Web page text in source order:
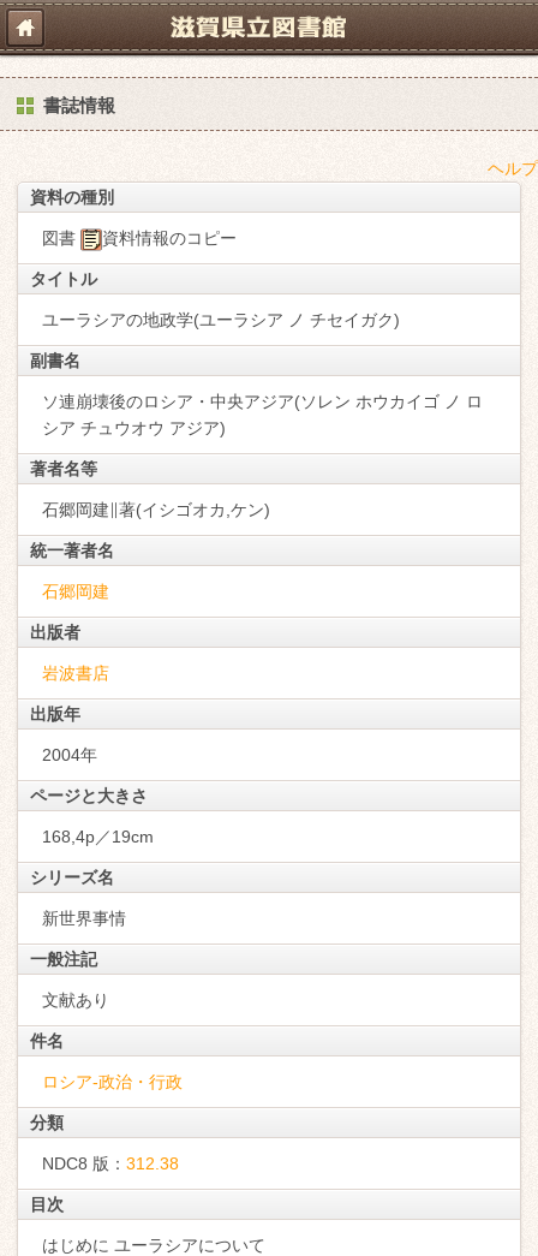
書誌情報
ヘルプ
資料の種別
図書 資料情報のコピー
タイトル
ユーラシアの地政学(ユーラシア ノ チセイガク)
副書名
ソ連崩壊後のロシア・中央アジア(ソレン ホウカイゴ ノ ロ
シア チュウオウ アジア)
著者名等
石郷岡建∥著(イシゴオカ,ケン)
統一著者名
石郷岡建
出版者
岩波書店
出版年
2004年
ページと大きさ
168,4p／19cm
シリーズ名
新世界事情
一般注記
文献あり
件名
ロシア-政治・行政
分類
NDC8 版： 312.38
目次
はじめに ユーラシアについて